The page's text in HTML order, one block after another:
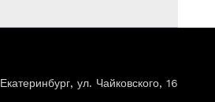
Екатеринбург, ул. Чайковского, 16